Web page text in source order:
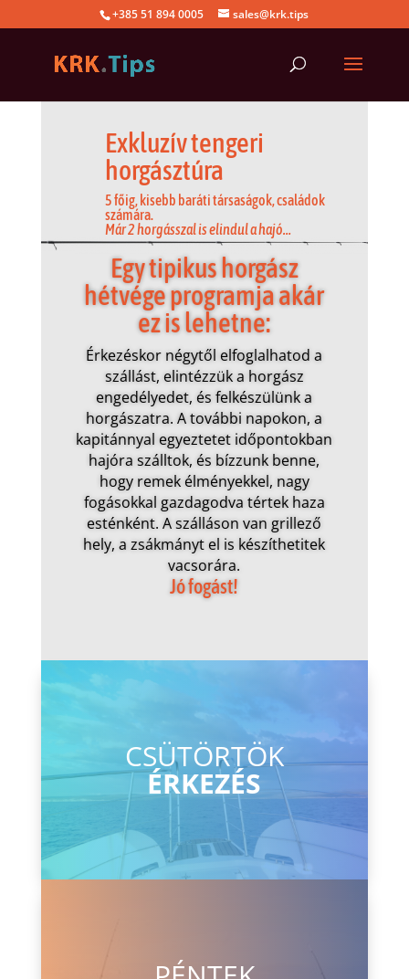
+385 51 894 0005 sales@krk.tips
Exkluzív tengeri
horgásztúra
5 főig, kisebb baráti társaságok, családok
számára.
Már 2 horgásszal is elindul a hajó…
Egy tipikus horgász
hétvége programja akár
ez is lehetne:
Érkezéskor négytől elfoglalhatod a
szállást, elintézzük a horgász
engedélyedet, és felkészülünk a
horgászatra. A további napokon, a
kapitánnyal egyeztetet időpontokban
hajóra szálltok, és bízzunk benne,
hogy remek élményekkel, nagy
fogásokkal gazdagodva tértek haza
esténként. A szálláson van grillező
hely, a zsákmányt el is készíthetitek
vacsorára.
Jó fogást!
CSÜTÖRTÖK
ÉRKEZÉS